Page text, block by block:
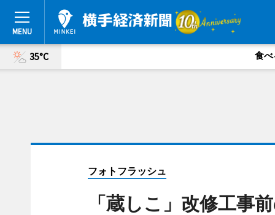
35°C 食べ
フォトフラッシュ
「蔵しこ」改修工事